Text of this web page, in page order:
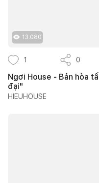
13.080
1 0
Ngơi House - Bản hòa
đại"
HIEUHOUSE